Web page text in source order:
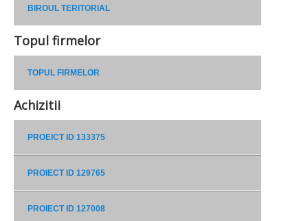
BIROUL TERITORIAL
Topul firmelor
TOPUL FIRMELOR
Achizitii
PROEICT ID 133375
PROIECT ID 129765
PROIECT ID 127008